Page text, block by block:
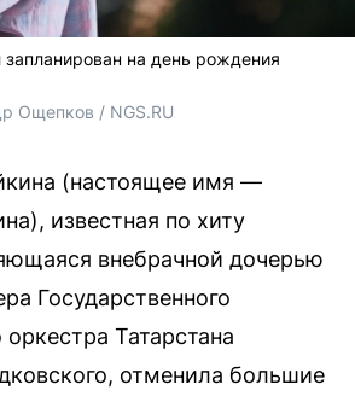
на день рождения
Ощепков / NGS.RU
(настоящее имя —
известная по хиту
внебрачной дочерью
Государственного
Татарстана
отменила большие